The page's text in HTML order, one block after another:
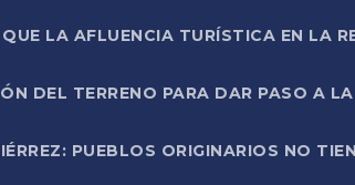
LA AFLUENCIA TURÍSTICA EN LA
DEL TERRENO PARA DAR PASO A
PUEBLOS ORIGINARIOS NO